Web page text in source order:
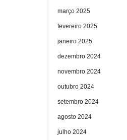
março 2025
fevereiro 2025
janeiro 2025
dezembro 2024
novembro 2024
outubro 2024
setembro 2024
agosto 2024
julho 2024